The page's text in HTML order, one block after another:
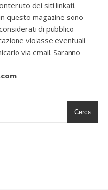
dei siti linkati.
questo magazine sono
di pubblico
violasse eventuali
via email. Saranno
Cerca